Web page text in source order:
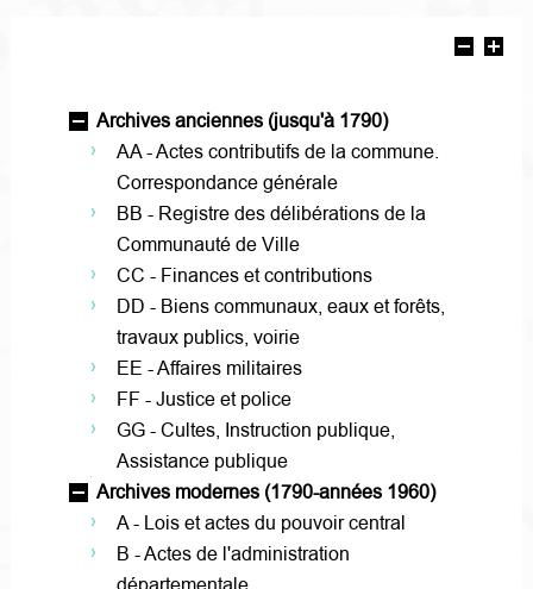
Archives anciennes (jusqu'à 1790)
AA - Actes contributifs de la commune.
Correspondance générale
BB - Registre des délibérations de la
Communauté de Ville
CC - Finances et contributions
DD - Biens communaux, eaux et forêts,
travaux publics, voirie
EE - Affaires militaires
FF - Justice et police
GG - Cultes, Instruction publique,
Assistance publique
Archives modernes (1790-années 1960)
A - Lois et actes du pouvoir central
B - Actes de l'administration